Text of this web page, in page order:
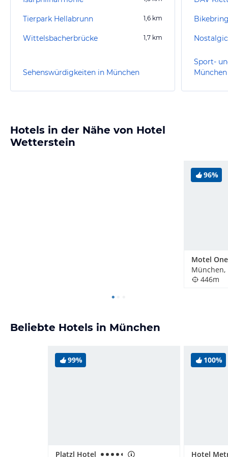
Tierpark Hellabrunn 1,6 km
Wittelsbacherbrücke 1,7 km
Sehenswürdigkeiten in München
Sport-
München
Hotels in der Nähe von Hotel
Wetterstein
96%
446m
Beliebte Hotels in München
99%
Platzl Hotel
100%